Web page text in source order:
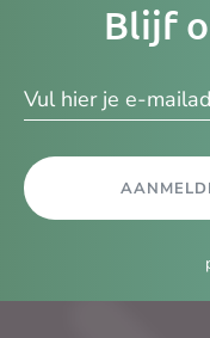
Blijf